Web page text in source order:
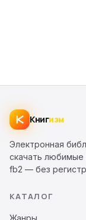
Книгизм
Электронная
скачать любимые
fb2 — без
КАТАЛОГ